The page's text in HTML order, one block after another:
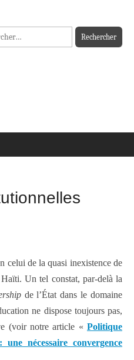
:
celui de la quasi inexistence de
Un tel constat, par-delà la
de l’État dans le domaine
ne dispose toujours pas,
(voir notre article « Politique
nécessaire convergence